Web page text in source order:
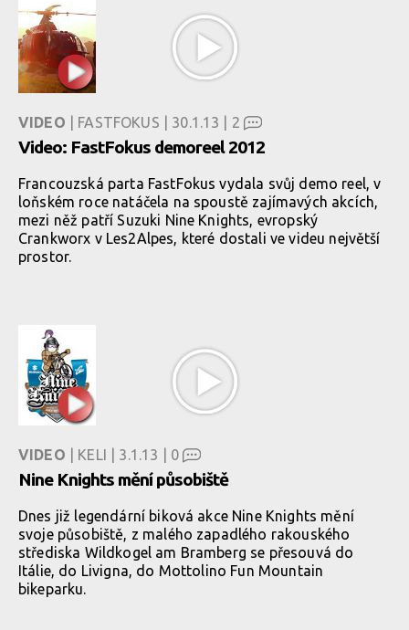
VIDEO | FASTFOKUS | 30.1.13 | 2
Video: FastFokus demoreel 2012
Francouzská parta FastFokus vydala svůj demo reel, v
loňském roce natáčela na spoustě zajímavých akcích,
mezi něž patří Suzuki Nine Knights, evropský
Crankworx v Les2Alpes, které dostali ve videu největší
prostor.
VIDEO | KELI | 3.1.13 | 0
Nine Knights mění působiště
Dnes již legendární biková akce Nine Knights mění
svoje působiště, z malého zapadlého rakouského
střediska Wildkogel am Bramberg se přesouvá do
Itálie, do Livigna, do Mottolino Fun Mountain
bikeparku.